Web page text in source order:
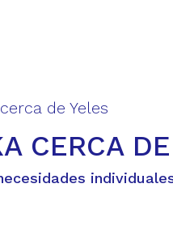
de Yeles
CERCA